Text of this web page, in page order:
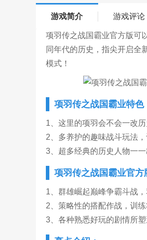
游戏简介 游戏评论
项羽传之战国霸业官方版可
同年代的历史，指尖开启全
模式！
项羽传之战国霸业特色
1、这里的项羽会不会一改
2、多养护的趣味战斗玩法
3、超多经典的历史人物一
项羽传之战国霸业官方
1、群雄崛起巅峰争霸斗战
2、策略性的搭配作战，训
3、各种熟悉好玩的剧情所